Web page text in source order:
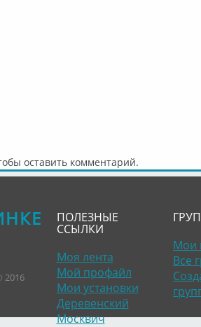
оставить комментарий.
2016
ПОЛЕЗНЫЕ
ССЫЛКИ
Моя лента
Мой профайл
Мои установки
Деревенский
Москвич
Мои
Все